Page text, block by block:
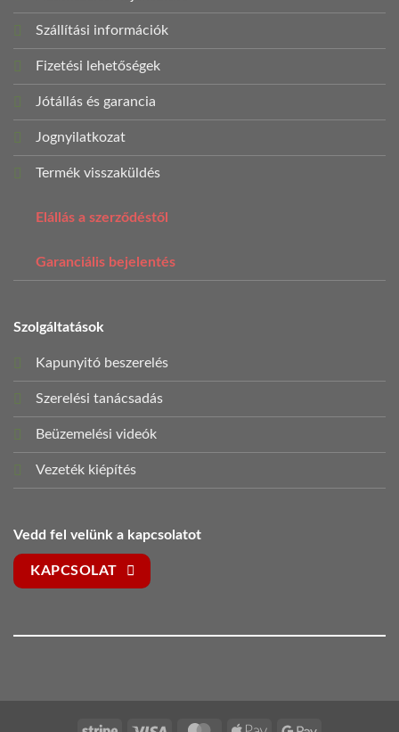
Szállítási információk
Fizetési lehetőségek
Jótállás és garancia
Jognyilatkozat
Termék visszaküldés
Elállás a szerződéstől
Garanciális bejelentés
Szolgáltatások
Kapunyitó beszerelés
Szerelési tanácsadás
Beüzemelési videók
Vezeték kiépítés
Vedd fel velünk a kapcsolatot
KAPCSOLAT